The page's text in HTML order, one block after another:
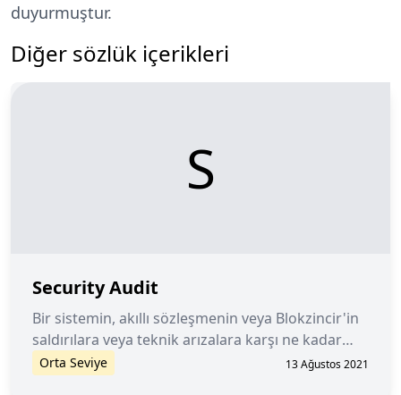
duyurmuştur.
Diğer sözlük içerikleri
S
Security Audit
Bir sistemin, akıllı sözleşmenin veya Blokzincir'in
saldırılara veya teknik arızalara karşı ne kadar
güvenli olduğunu değerlendirmeye yarayan
Orta Seviye 13 Ağustos 2021